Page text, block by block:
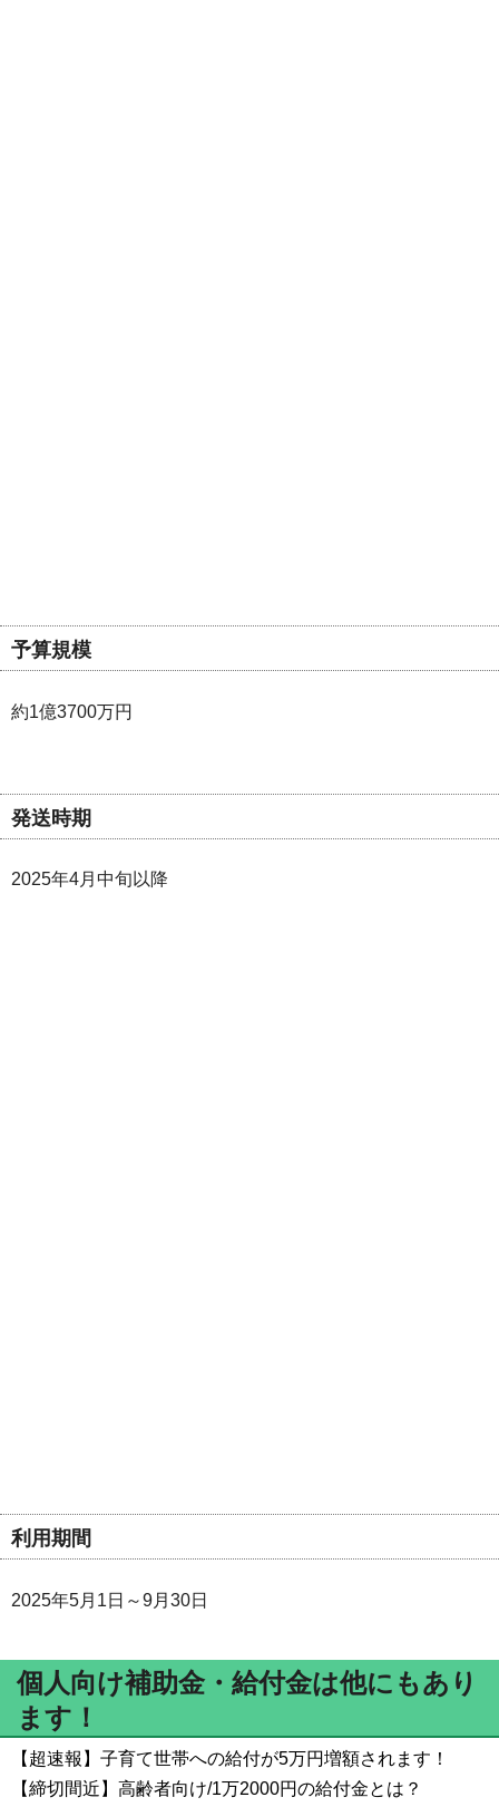
予算規模
約1億3700万円
発送時期
2025年4月中旬以降
利用期間
2025年5月1日～9月30日
個人向け補助金・給付金は他にもあり
ます！
【超速報】子育て世帯への給付が5万円増額されます！
【締切間近】高齢者向け/1万2000円の給付金とは？